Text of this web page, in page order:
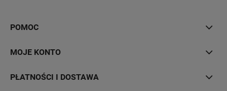
POMOC
MOJE KONTO
PŁATNOŚCI I DOSTAWA